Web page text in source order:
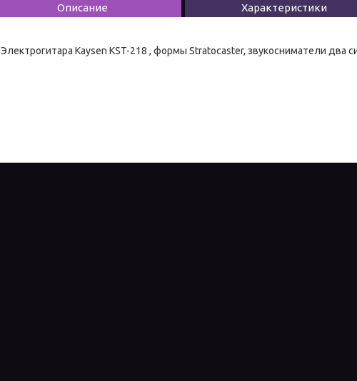
Описание Характеристики
Электрогитара Kaysen KST-218 , формы Stratocaster, звукосниматели два